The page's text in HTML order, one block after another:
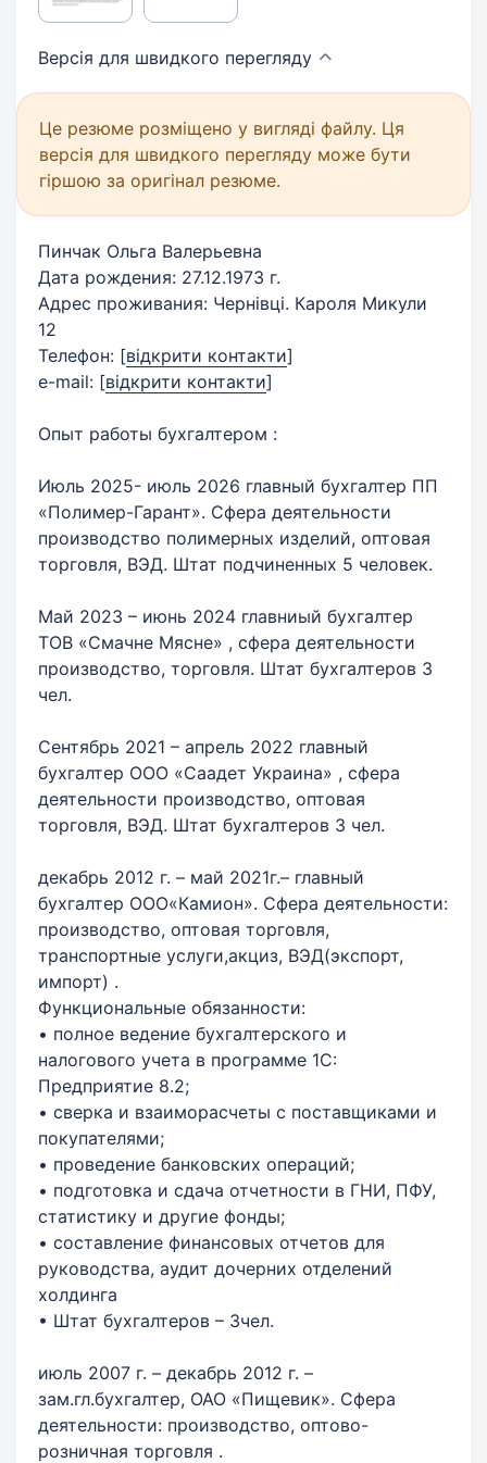
Версія для швидкого перегляду
Це резюме розміщено у вигляді файлу. Ця
версія для швидкого перегляду може бути
гіршою за оригінал резюме.
Пинчак Ольга Валерьевна
Дата рождения: 27.12.1973 г.
Адрес проживания: Чернівці. Кароля Микули
12
Телефон: [відкрити контакти]
e-mail: [відкрити контакти]
Опыт работы бухгалтером :
Июль 2025- июль 2026 главный бухгалтер ПП
«Полимер-Гарант». Сфера деятельности
производство полимерных изделий, оптовая
торговля, ВЭД. Штат подчиненных 5 человек.
Май 2023 – июнь 2024 главниый бухгалтер
ТОВ «Смачне Мясне» , сфера деятельности
производство, торговля. Штат бухгалтеров 3
чел.
Сентябрь 2021 – апрель 2022 главный
бухгалтер ООО «Саадет Украина» , сфера
деятельности производство, оптовая
торговля, ВЭД. Штат бухгалтеров 3 чел.
декабрь 2012 г. – май 2021г.– главный
бухгалтер ООО«Камион». Сфера деятельности:
производство, оптовая торговля,
транспортные услуги,акциз, ВЭД(экспорт,
импорт) .
Функциональные обязанности:
• полное ведение бухгалтерского и
налогового учета в программе 1С:
Предприятие 8.2;
• сверка и взаиморасчеты с поставщиками и
покупателями;
• проведение банковских операций;
• подготовка и сдача отчетности в ГНИ, ПФУ,
статистику и другие фонды;
• составление финансовых отчетов для
руководства, аудит дочерних отделений
холдинга
• Штат бухгалтеров – 3чел.
июль 2007 г. – декабрь 2012 г. –
зам.гл.бухгалтер, ОАО «Пищевик». Сфера
деятельности: производство, оптово-
розничная торговля .